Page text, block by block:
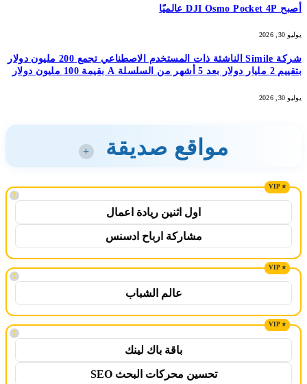
أصبح DJI Osmo Pocket 4P عالميًا
يوليو 30, 2026
شركة Simile الناشئة ذات المستخدم الاصطناعي تجمع 200 مليون دولار
بتقييم 2 مليار دولار بعد 5 أشهر من السلسلة A بقيمة 100 مليون دولار
يوليو 30, 2026
مواقع صديقة +
!
اول اثنين ريادة اعمال
مشاركة ارباح ادسنس
!
عالم الشباب
!
باقة باك لينك
تحسين محركات البحث SEO